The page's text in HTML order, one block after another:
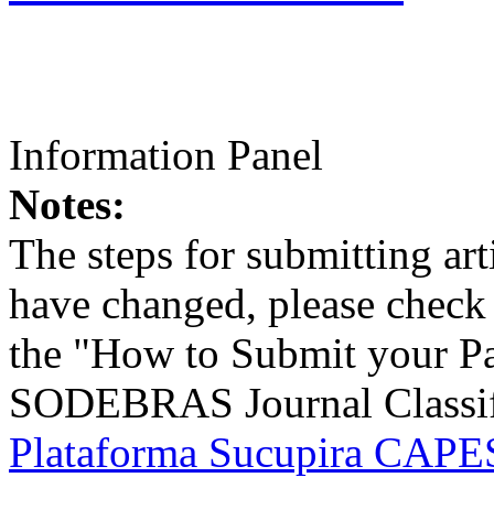
Information Panel
Notes:
The steps for submitting
have changed, please
the "How to Submit your
SODEBRAS Journal
Plataforma Sucupira